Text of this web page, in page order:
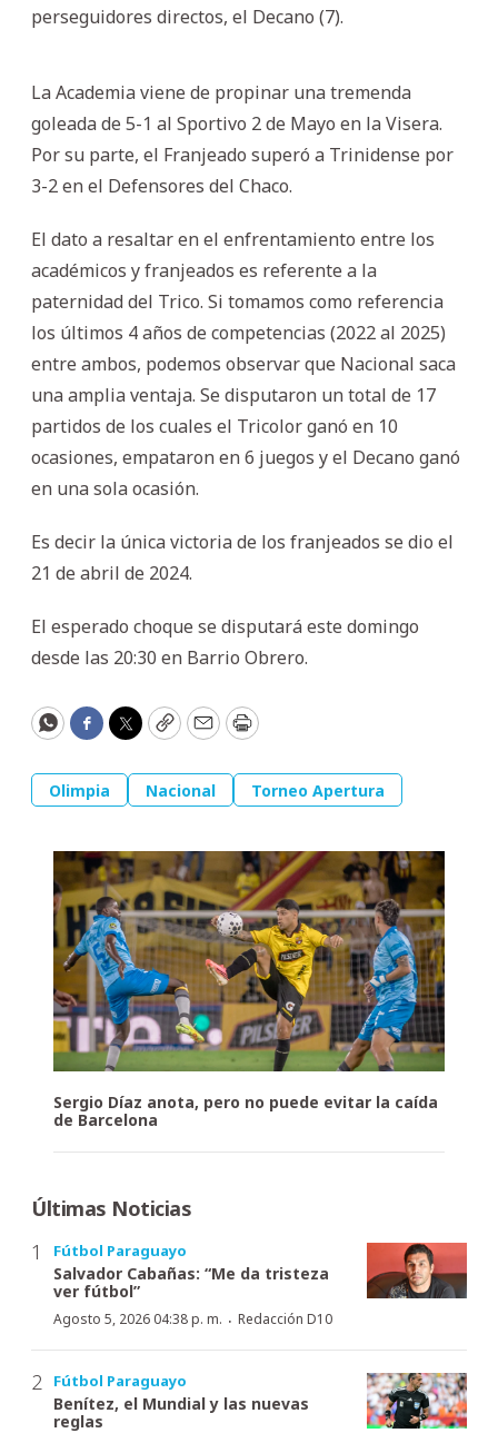
perseguidores directos, el Decano (7).
La Academia viene de propinar una tremenda
goleada de 5-1 al Sportivo 2 de Mayo en la Visera.
Por su parte, el Franjeado superó a Trinidense por
3-2 en el Defensores del Chaco.
El dato a resaltar en el enfrentamiento entre los
académicos y franjeados es referente a la
paternidad del Trico. Si tomamos como referencia
los últimos 4 años de competencias (2022 al 2025)
entre ambos, podemos observar que Nacional saca
una amplia ventaja. Se disputaron un total de 17
partidos de los cuales el Tricolor ganó en 10
ocasiones, empataron en 6 juegos y el Decano ganó
en una sola ocasión.
Es decir la única victoria de los franjeados se dio el
21 de abril de 2024.
El esperado choque se disputará este domingo
desde las 20:30 en Barrio Obrero.
WhatsApp
Facebook
Twitter
CopyEmailPrint
Olimpia Nacional Torneo Apertura
Sergio Díaz anota, pero no puede evitar la caída
de Barcelona
Últimas Noticias
Fútbol Paraguayo
Salvador Cabañas: “Me da tristeza
ver fútbol”
Agosto 5, 2026 04:38 p. m. · Redacción D10
Fútbol Paraguayo
Benítez, el Mundial y las nuevas
reglas